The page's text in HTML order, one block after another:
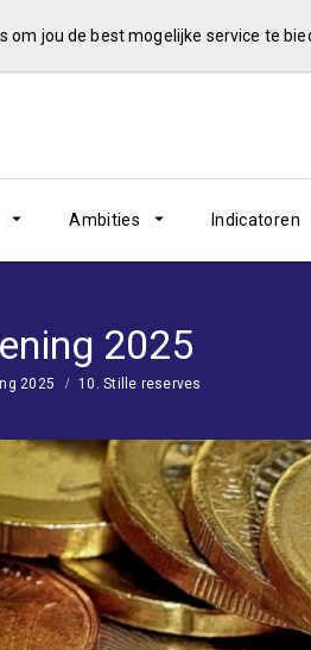
om jou de best mogelijke service te
Ambities Indicatoren
2025
2025 10. Stille reserves